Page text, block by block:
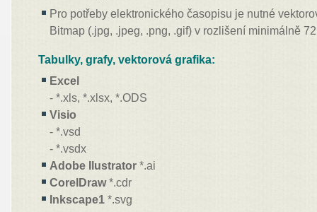
Pro potřeby elektronického časopisu je nutné
Bitmap (.jpg, .jpeg, .png, .gif) v rozlišení minimálně
Tabulky, grafy, vektorová grafika:
Excel
- *.xls, *.xlsx, *.ODS
Visio
- *.vsd
- *.vsdx
Adobe Ilustrator *.ai
CorelDraw*.cdr
Inkscape1 *.svg